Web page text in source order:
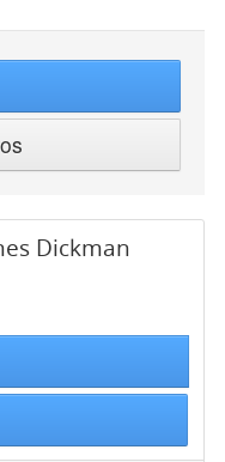
Dickman